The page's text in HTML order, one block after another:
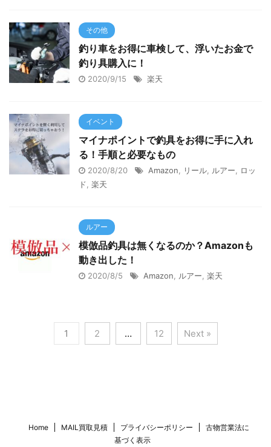
その他
釣り車をお得に車検して、浮いたお金で
釣り具購入に！
2020/9/15 楽天
イベント
マイナポイントで釣具をお得に手に入れ
る！手順と必要なもの
2020/8/20 Amazon リール ルアー
ロッ
ド 楽天
ルアー
模倣品釣具は無くなるのか？Amazonも
動き出した！
2020/8/5 Amazon ルアー 楽天
1 2 … 12 Next »
Home MAIL買取見積 プライバシーポリシー
古物営業法に
基づく表示